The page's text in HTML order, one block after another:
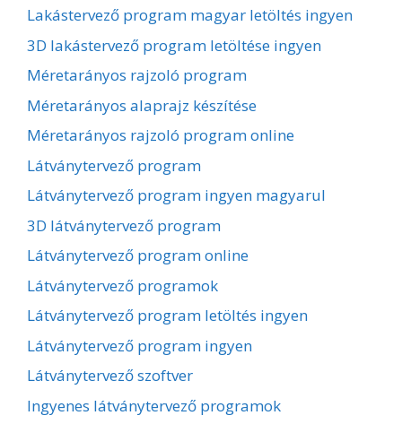
Lakástervező program magyar letöltés ingyen
3D lakástervező program letöltése ingyen
Méretarányos rajzoló program
Méretarányos alaprajz készítése
Méretarányos rajzoló program online
Látványtervező program
Látványtervező program ingyen magyarul
3D látványtervező program
Látványtervező program online
Látványtervező programok
Látványtervező program letöltés ingyen
Látványtervező program ingyen
Látványtervező szoftver
Ingyenes látványtervező programok